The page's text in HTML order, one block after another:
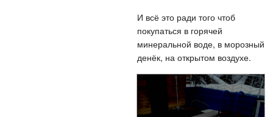
И всё это ради того чтоб
покупаться в горячей
минеральной воде, в морозный
денёк, на открытом воздухе.